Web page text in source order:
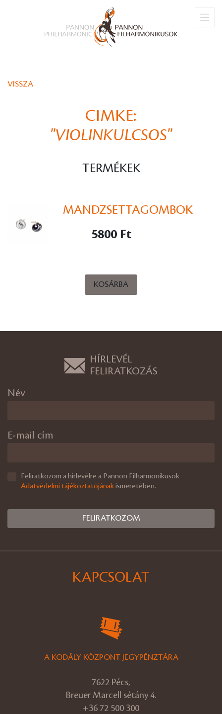
VISSZA
CIMKE:
"VIOLINKULCSOS"
TERMÉKEK
MANDZSETTAGOMBOK
5800 Ft
KOSÁRBA
HÍRLEVÉL
FELIRATKOZÁS
Név
E-mail cím
Feliratkozom a hírlevélre a Pannon Filharmonikusok
Adatvédelmi tájékoztatójánakismeretében.
KAPCSOLAT
A KODÁLY KÖZPONT JEGYPÉNZTÁRA
7622 Pécs,
Breuer Marcell sétány 4.
+36 72 500 300